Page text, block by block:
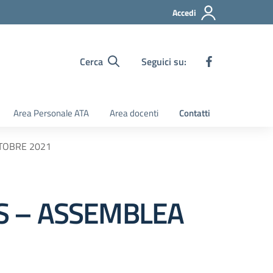
Accedi
Cerca Seguici su:
Area Personale ATA Area docenti Contatti
2021
– ASSEMBLEA